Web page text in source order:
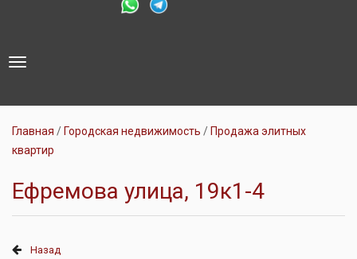
Toggle
Главная Городская недвижимость
Продажа элитных
квартир
Ефремова улица, 19к1-4
Назад